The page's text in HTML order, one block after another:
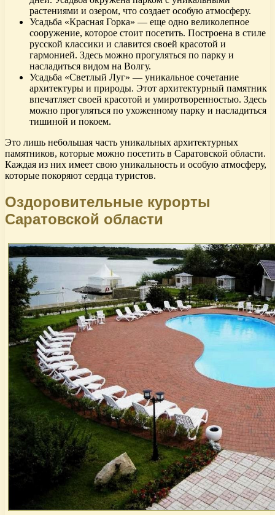
растениями и озером, что создает особую атмосферу.
Усадьба «Красная Горка» — еще одно великолепное
сооружение, которое стоит посетить. Построена в стиле
русской классики и славится своей красотой и
гармонией. Здесь можно прогуляться по парку и
насладиться видом на Волгу.
Усадьба «Светлый Луг» — уникальное сочетание
архитектуры и природы. Этот архитектурный памятник
впечатляет своей красотой и умиротворенностью. Здесь
можно прогуляться по ухоженному парку и насладиться
тишиной и покоем.
Это лишь небольшая часть уникальных архитектурных
памятников, которые можно посетить в Саратовской области.
Каждая из них имеет свою уникальность и особую атмосферу,
которые покоряют сердца туристов.
Оздоровительные курорты
Саратовской области